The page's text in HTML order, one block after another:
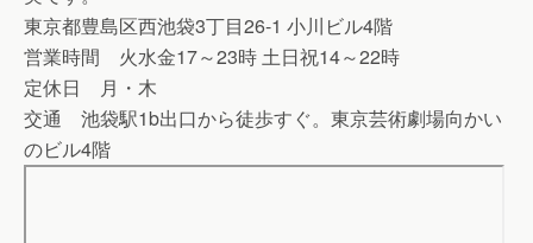
東京都豊島区西池袋3丁目26-1 小川ビル4階
営業時間 火水金17～23時 土日祝14～22時
定休日 月・木
交通 池袋駅1b出口から徒歩すぐ。東京芸術劇場向かい
のビル4階